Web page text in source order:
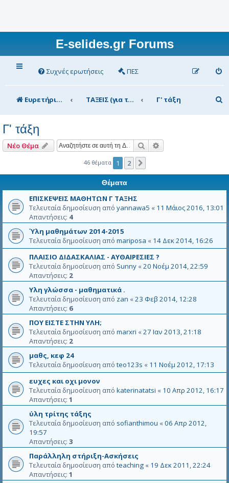
E-selides.gr Forums
Συχνές ερωτήσεις ΠΕΣ
Ευρετήριο Δ. Συζήτησης ΤΑΞΕΙΣ (για τα μέλη) Γ' τάξη
ν
τ
η
Γ' τάξη
Νέο Θέμα Αναζήτηση
46 θέματα 1 2
Θέματα
ΕΠΙΣΚΕΨΕΙΣ ΜΑΘΗΤΩΝ Γ ΤΑΞΗΣ
Τελευταία δημοσίευση από yannawa5 « 11 Μάιος 2016, 13:01
Απαντήσεις: 4
Ύλη μαθημάτων 2014-2015
Τελευταία δημοσίευση από mariposa « 14 Δεκ 2014, 16:26
ΠΛΑΙΣΙΟ ΔΙΔΑΣΚΑΛΙΑΣ - ΑΥΘΑΙΡΕΣΙΕΣ ?
Τελευταία δημοσίευση από Sunny «20 Νοέμ 2014, 22:59
Απαντήσεις: 2
Υλη γλώσσα - μαθηματικά .
Τελευταία δημοσίευση από zan «23 Φεβ 2014, 12:28
Απαντήσεις: 6
ΠΟΥ ΕΙΣΤΕ ΣΤΗΝ ΥΛΗ;
Τελευταία δημοσίευση από marxri «27 Ιαν 2013, 21:18
Απαντήσεις: 2
μαθς, κεφ 24
Τελευταία δημοσίευση από teo123s « 11 Νοέμ 2012, 17:13
ευχες και οχι μονον
Τελευταία δημοσίευση από katerinatatsi « 10 Απρ 2012, 16:17
Απαντήσεις: 1
ύλη τρίτης τάξης
Τελευταία δημοσίευση από sofianthimou «06 Απρ 2012,
19:57
Απαντήσεις: 3
Παράλληλη στήριξη-Ασκήσεις
Τελευταία δημοσίευση από teaching « 19 Δεκ 2011, 22:24
Απαντήσεις: 1